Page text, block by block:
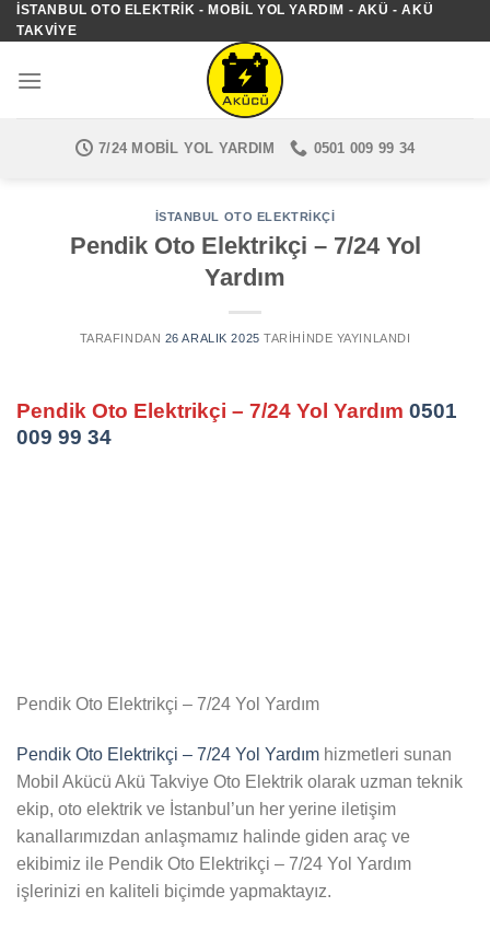
İçeriğe
atla
İSTANBUL OTO ELEKTRIK - MOBIL YOL YARDIM - AKÜ - AKÜ
TAKVIYE
7/24 MOBIL YOL YARDIM 0501 009 99 34
İSTANBUL OTO ELEKTRIKÇI
Pendik Oto Elektrikçi – 7/24 Yol
Yardım
TARAFINDAN 26 ARALIK 2025 TARIHINDE YAYINLANDI
Pendik Oto Elektrikçi – 7/24 Yol Yardım 0501
009 99 34
Pendik Oto Elektrikçi – 7/24 Yol Yardım
Pendik Oto Elektrikçi – 7/24 Yol Yardım hizmetleri sunan
Mobil Akücü Akü Takviye Oto Elektrik olarak uzman teknik
ekip, oto elektrik ve İstanbul’un her yerine iletişim
kanallarımızdan anlaşmamız halinde giden araç ve
ekibimiz ile Pendik Oto Elektrikçi – 7/24 Yol Yardım
işlerinizi en kaliteli biçimde yapmaktayız.